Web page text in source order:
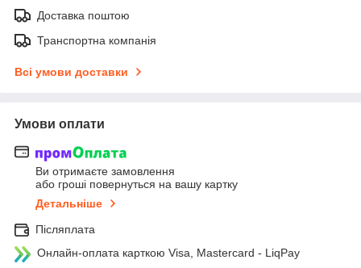
Доставка поштою
Транспортна компанія
Всі умови доставки
Умови оплати
Ви отримаєте замовлення
або гроші повернуться на вашу картку
Детальніше
Післяплата
Онлайн-оплата карткою Visa, Mastercard - LiqPay